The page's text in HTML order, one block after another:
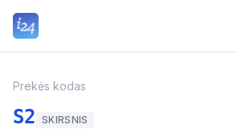
Prekės kodas
S2 SKIRSNIS